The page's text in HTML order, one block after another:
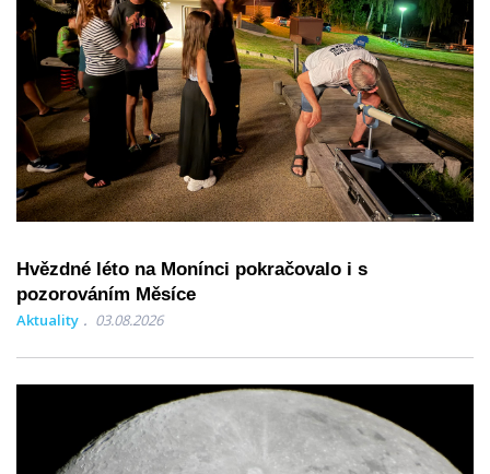
Hvězdné léto na Monínci pokračovalo i s
pozorováním Měsíce
Aktuality 03.08.2026